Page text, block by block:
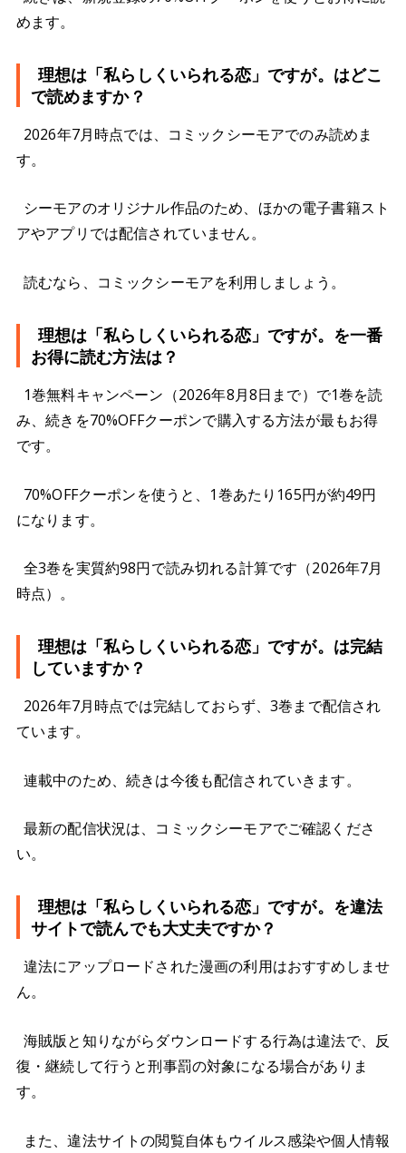
めます。
理想は「私らしくいられる恋」ですが。はどこ
で読めますか？
2026年7月時点では、コミックシーモアでのみ読めま
す。
シーモアのオリジナル作品のため、ほかの電子書籍スト
アやアプリでは配信されていません。
読むなら、コミックシーモアを利用しましょう。
理想は「私らしくいられる恋」ですが。を一番
お得に読む方法は？
1巻無料キャンペーン（2026年8月8日まで）で1巻を読
み、続きを70%OFFクーポンで購入する方法が最もお得
です。
70%OFFクーポンを使うと、1巻あたり165円が約49円
になります。
全3巻を実質約98円で読み切れる計算です（2026年7月
時点）。
理想は「私らしくいられる恋」ですが。は完結
していますか？
2026年7月時点では完結しておらず、3巻まで配信され
ています。
連載中のため、続きは今後も配信されていきます。
最新の配信状況は、コミックシーモアでご確認くださ
い。
理想は「私らしくいられる恋」ですが。を違法
サイトで読んでも大丈夫ですか？
違法にアップロードされた漫画の利用はおすすめしませ
ん。
海賊版と知りながらダウンロードする行為は違法で、反
復・継続して行うと刑事罰の対象になる場合がありま
す。
また、違法サイトの閲覧自体もウイルス感染や個人情報